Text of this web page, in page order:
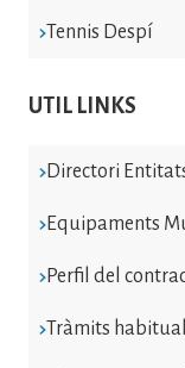
Tennis Despí
UTIL LINKS
Directori
Equipaments
Perfil del
Tràmits